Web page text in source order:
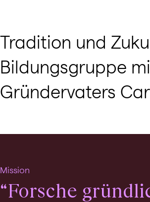
Tradition und
Bildungsgruppe
Gründervaters
Mission
“Forsche